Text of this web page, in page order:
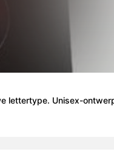
lettertype. Unisex-